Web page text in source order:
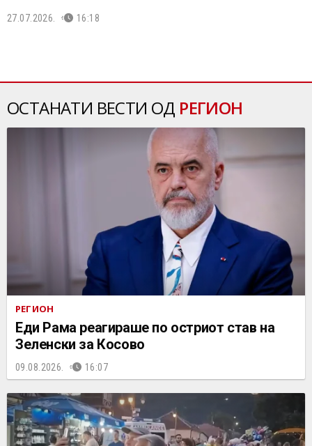
27.07.2026. 16:18
ОСТАНАТИ ВЕСТИ ОД РЕГИОН
РЕГИОН
Еди Рама реагираше по остриот став на
Зеленски за Косово
09.08.2026. 16:07